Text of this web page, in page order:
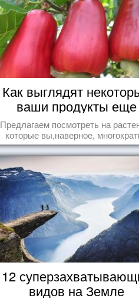
Как выглядят
ваши продукты еще
живыми?
Предлагаем посмотреть на
которые вы,наверное,
видели , но никогда не
себе, что употребляете их в
12
видов на Земле